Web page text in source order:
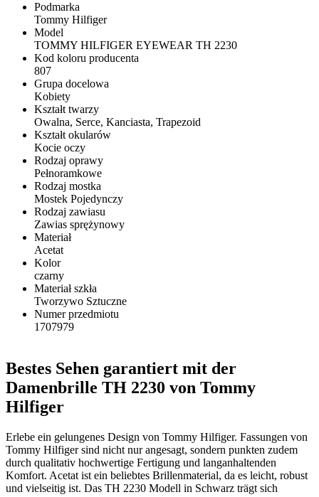
Podmarka
Tommy Hilfiger
Model
TOMMY HILFIGER EYEWEAR TH 2230
Kod koloru producenta
807
Grupa docelowa
Kobiety
Kształt twarzy
Owalna, Serce, Kanciasta, Trapezoid
Kształt okularów
Kocie oczy
Rodzaj oprawy
Pełnoramkowe
Rodzaj mostka
Mostek Pojedynczy
Rodzaj zawiasu
Zawias sprężynowy
Materiał
Acetat
Kolor
czarny
Materiał szkła
Tworzywo Sztuczne
Numer przedmiotu
1707979
Bestes Sehen garantiert mit der
Damenbrille TH 2230 von Tommy
Hilfiger
Erlebe ein gelungenes Design von Tommy Hilfiger. Fassungen von
Tommy Hilfiger sind nicht nur angesagt, sondern punkten zudem
durch qualitativ hochwertige Fertigung und langanhaltenden
Komfort. Acetat ist ein beliebtes Brillenmaterial, da es leicht, robust
und vielseitig ist. Das TH 2230 Modell in Schwarz trägt sich